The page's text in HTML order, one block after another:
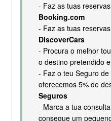
- Faz as tuas
Booking.com
- Faz as tuas
DiscoverCars
- Procura o melhor
o destino pretendido
- Faz o teu Seguro
oferecemos 5% de
Seguros
- Marca a tua
consegue um